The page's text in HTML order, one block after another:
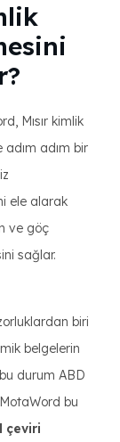
Mısır kimlik
adım bir
ele alarak
ve göç
sağlar.
biri
belgelerin
durum ABD
bu
çeviri